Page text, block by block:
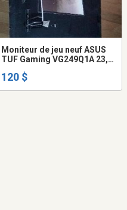
Moniteur de jeu neuf ASUS
TUF Gaming VG249Q1A 23,8"
120 $